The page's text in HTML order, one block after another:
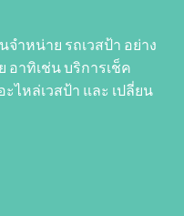
จำหน่าย รถเวสป้า อย่าง
อาทิเช่น บริการเช็ค
ไหล่เวสป้า และ เปลี่ยน